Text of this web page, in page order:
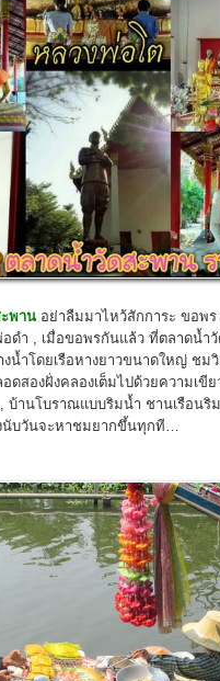
พาน อย่าลืมมาไหว้สักการะ ขอพร
ดำ , เมื่อขอพรกันแล้ว ที่ตลาดน้ำ
งน้ำโดยเรือหางยาวขนาดใหญ่ ชม
ดสองฝั่งคลองเต็มไปด้วยความเขี
านโบราณแบบริมน้ำ ชานเรือนริ
นับวันจะหาชมยากขึ้นทุกที…